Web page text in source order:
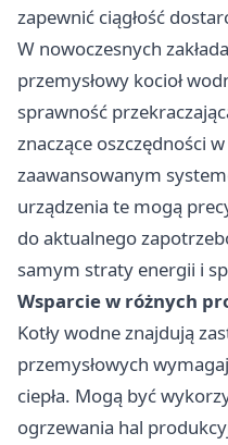
zapewnić ciągłość
W nowoczesnych
przemysłowy kocioł
sprawność
znaczące oszczędności
zaawansowanym
urządzenia te mogą
do aktualnego
samym straty energii i
Wsparcie w różnych
Kotły wodne znajdują
przemysłowych
ciepła. Mogą być
ogrzewania hal